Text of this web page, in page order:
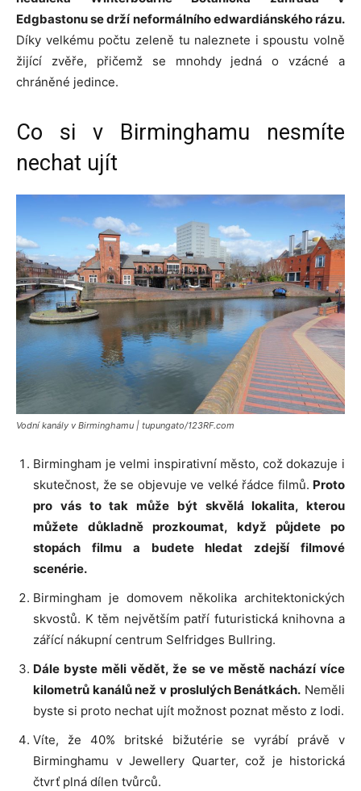
Edgbastonu se drží neformálního edwardiánského rázu.
Díky velkému počtu zeleně tu naleznete i spoustu volně
žijící zvěře, přičemž se mnohdy jedná o vzácné a
chráněné jedince.
Co si v Birminghamu nesmíte
nechat ujít
Vodní kanály v Birminghamu | tupungato/123RF.com
Birmingham je velmi inspirativní město, což dokazuje i
skutečnost, že se objevuje ve velké řádce filmů. Proto
pro vás to tak může být skvělá lokalita, kterou
můžete důkladně prozkoumat, když půjdete po
stopách filmu a budete hledat zdejší filmové
scenérie.
Birmingham je domovem několika architektonických
skvostů. K těm největším patří futuristická knihovna a
zářící nákupní centrum Selfridges Bullring.
Dále byste měli vědět, že se ve městě nachází více
kilometrů kanálů než v proslulých Benátkách. Neměli
byste si proto nechat ujít možnost poznat město z lodi.
Víte, že 40% britské bižutérie se vyrábí právě v
Birminghamu v Jewellery Quarter, což je historická
čtvrť plná dílen tvůrců.